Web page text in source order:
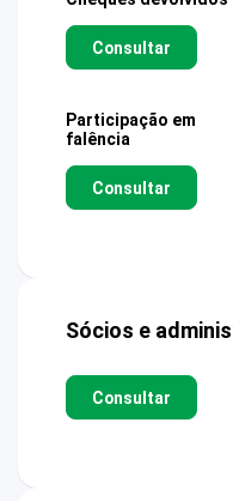
Consultar
Participação em
falência
Consultar
Sócios e
Consultar